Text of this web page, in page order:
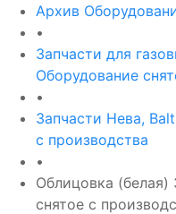
Архив
•
Запчасти для
Оборудование
•
Запчасти Нева,
с производства
•
Облицовка (белая)
снятое с